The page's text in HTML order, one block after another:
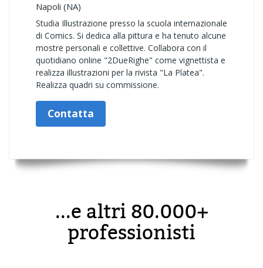
Napoli (NA)
Studia Illustrazione presso la scuola internazionale
di Comics. Si dedica alla pittura e ha tenuto alcune
mostre personali e collettive. Collabora con il
quotidiano online "2DueRighe" come vignettista e
realizza illustrazioni per la rivista "La Platea".
Realizza quadri su commissione.
Contatta
...e altri 80.000+
professionisti